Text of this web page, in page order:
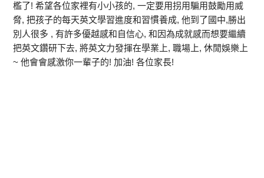
檻了! 希望各位家裡有小小孩的, 一定要用拐用騙用鼓勵用威
脅, 把孩子的每天英文學習進度和習慣養成, 他到了國中,勝出
別人很多 , 有許多優越感和自信心, 和因為成就感而想要繼續
把英文鑽研下去, 將英文力發揮在學業上, 職場上, 休閒娛樂上
~ 他會會感激你一輩子的! 加油! 各位家長!